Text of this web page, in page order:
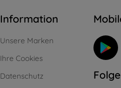
Information
Unsere Marken
Ihre Cookies
Datenschutz